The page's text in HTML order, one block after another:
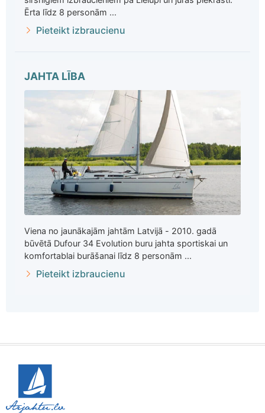
Ērta līdz 8 personām ...
Pieteikt izbraucienu
JAHTA LĪBA
Viena no jaunākajām jahtām Latvijā - 2010. gadā
būvētā Dufour 34 Evolution buru jahta sportiskai un
komfortablai burāšanai līdz 8 personām ...
Pieteikt izbraucienu